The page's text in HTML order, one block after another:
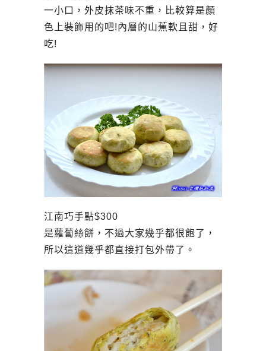
一小口，外皮抹茶味不重，比較算是顏
色上裝飾用的吧!內層的山蕉軟且甜，好
吃!
江南巧手點$300
是蘿蔔絲餅，不過大家幾乎都很飽了，
所以這道幾乎都直接打包外帶了。